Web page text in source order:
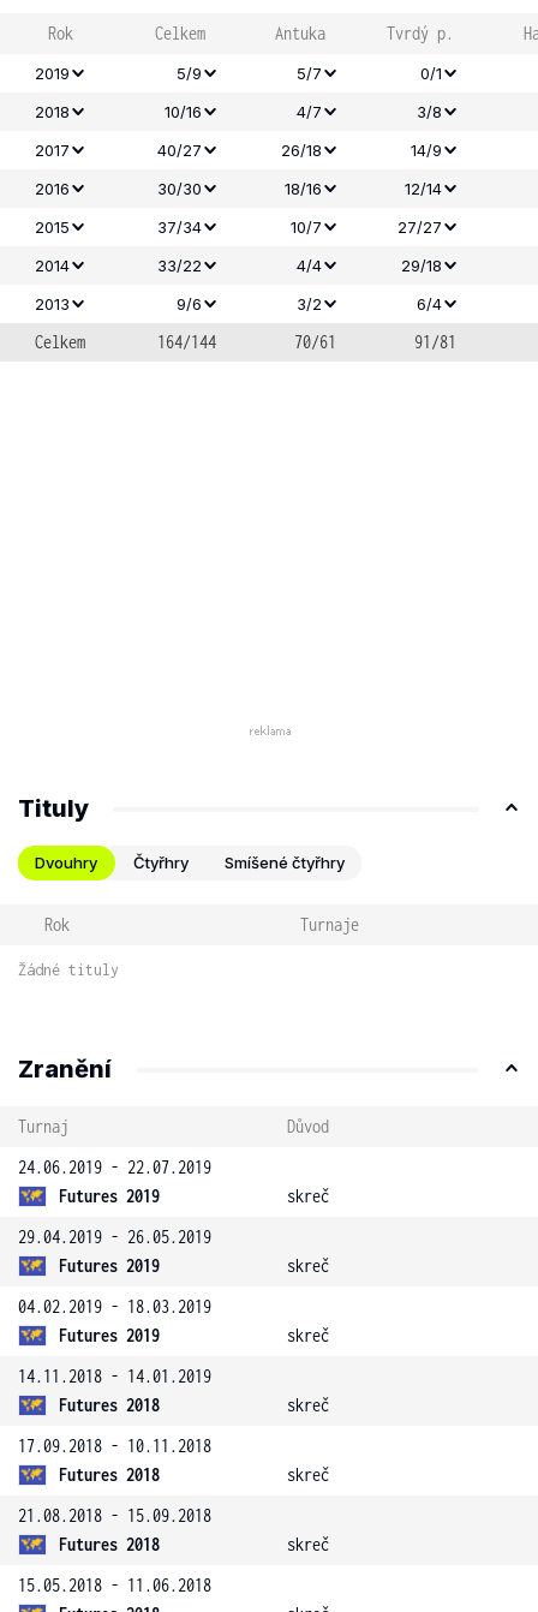
Rok Celkem Antuka Tvrdý p.
2019 5/9 5/7
0/1
2018
10/16 4/7
3/8
2017
40/27 26/18
14/9
2016
30/30 18/16
12/14
2015
37/34 10/7
27/27
2014
33/22 4/4
29/18
2013
9/6 3/2 6/4
Celkem 164/144 70/61 91/81
Tituly
Dvouhry Čtyřhry Smíšené čtyřhry
Rok Turnaje
Žádné tituly
Zranění
Turnaj
Důvod
24.06.2019 - 22.07.2019
Futures 2019
skreč
29.04.2019 - 26.05.2019
Futures 2019
skreč
04.02.2019 - 18.03.2019
Futures 2019
skreč
14.11.2018 - 14.01.2019
Futures 2018
skreč
17.09.2018 - 10.11.2018
Futures 2018
skreč
21.08.2018 - 15.09.2018
Futures 2018
skreč
15.05.2018 - 11.06.2018